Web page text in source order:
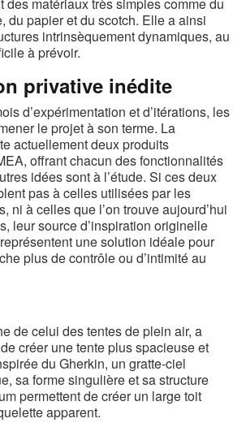
des matériaux très simples comme du
du papier et du scotch. Elle a ainsi
intrinsèquement dynamiques, au
à prévoir.
privative inédite
d’expérimentation et d’itérations, les
le projet à son terme. La
actuellement deux produits
offrant chacun des fonctionnalités
idées sont à l’étude. Si ces deux
pas à celles utilisées par les
ni à celles que l’on trouve aujourd’hui
leur source d’inspiration originelle
une solution idéale pour
plus de contrôle ou d’intimité au
de celui des tentes de plein air, a
créer une tente plus spacieuse et
du Gherkin, un gratte-ciel
sa forme singulière et sa structure
permettent de créer un large toit
apparent.